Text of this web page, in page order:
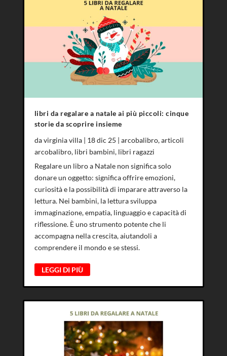
libri da regalare a natale ai più piccoli: cinque
storie da scoprire insieme
davirginia villa| 18 dic 25 | arcobalibro,articoli
arcobalibro, libri bambini, libri ragazzi
Regalare un libro a Natale non significa solo
donare un oggetto: significa offrire emozioni,
curiosità e la possibilità di imparare attraverso la
lettura. Nei bambini, la lettura sviluppa
immaginazione, empatia, linguaggio e capacità di
riflessione. È uno strumento potente che li
accompagna nella crescita, aiutandoli a
comprendere il mondo e se stessi.
LEGGI DI PIÙ